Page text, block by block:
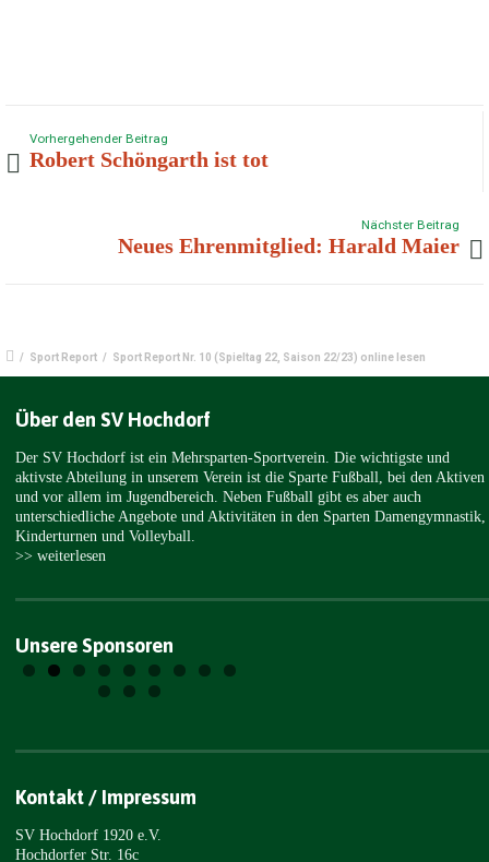
Vorhergehender Beitrag
Robert Schöngarth ist tot
Nächster Beitrag
Neues Ehrenmitglied: Harald Maier
/ Sport Report / Sport Report Nr. 10 (Spieltag 22, Saison 22/23) online lesen
Über den SV Hochdorf
Der SV Hochdorf ist ein Mehrsparten-Sportverein. Die wichtigste und
aktivste Abteilung in unserem Verein ist die Sparte Fußball, bei den Aktiven
und vor allem im Jugendbereich. Neben Fußball gibt es aber auch
unterschiedliche Angebote und Aktivitäten in den Sparten Damengymnastik,
Kinderturnen und Volleyball.
>> weiterlesen
Unsere Sponsoren
Kontakt / Impressum
SV Hochdorf 1920 e.V.
Hochdorfer Str. 16c